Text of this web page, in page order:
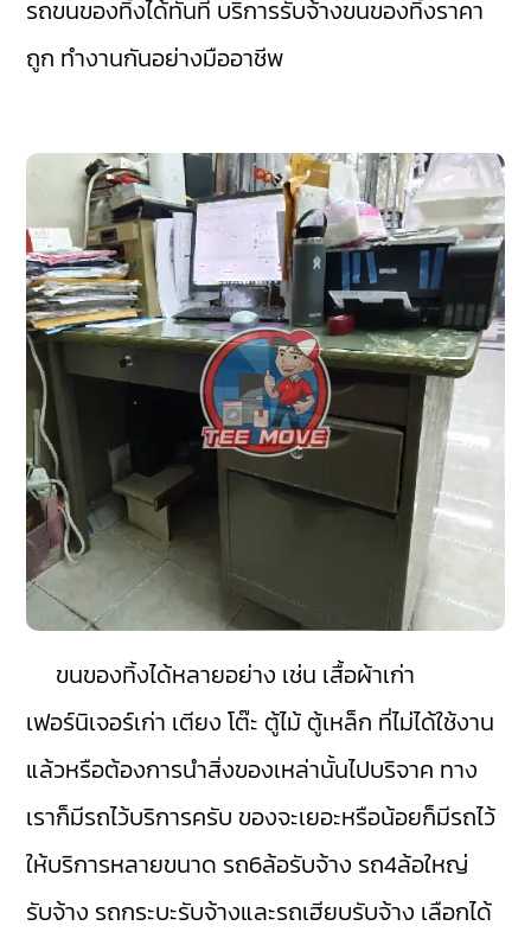
รถขนของทิ้งได้ทันที บริการรับจ้างขนของทิ้งราคา
ถูก ทำงานกันอย่างมืออาชีพ
ขนของทิ้งได้หลายอย่าง เช่น เสื้อผ้าเก่า
เฟอร์นิเจอร์เก่า เตียง โต๊ะ ตู้ไม้ ตู้เหล็ก ที่ไม่ได้ใช้งาน
แล้วหรือต้องการนำสิ่งของเหล่านั้นไปบริจาค ทาง
เราก็มีรถไว้บริการครับ ของจะเยอะหรือน้อยก็มีรถไว้
ให้บริการหลายขนาด รถ6ล้อรับจ้าง รถ4ล้อใหญ่
รับจ้าง รถกระบะรับจ้างและรถเฮียบรับจ้าง เลือกได้